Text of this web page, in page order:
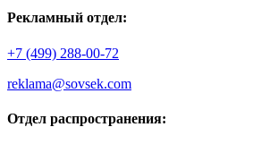
Рекламный отдел:
+7 (499) 288-00-72
reklama@sovsek.com
Отдел распространения: